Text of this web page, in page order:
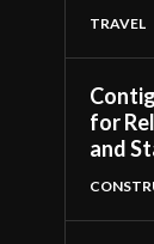
TRAVEL
for
and